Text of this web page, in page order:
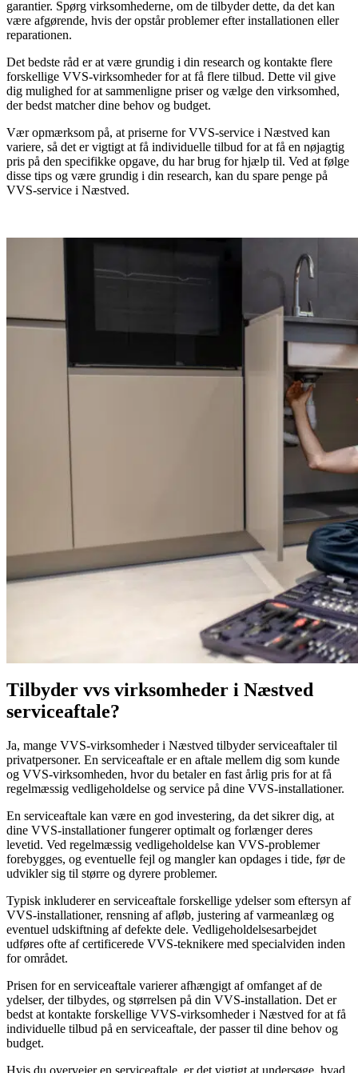
garantier. Spørg virksomhederne, om de tilbyder dette, da det kan
være afgørende, hvis der opstår problemer efter installationen eller
reparationen.
Det bedste råd er at være grundig i din research og kontakte flere
forskellige VVS-virksomheder for at få flere tilbud. Dette vil give
dig mulighed for at sammenligne priser og vælge den virksomhed,
der bedst matcher dine behov og budget.
Vær opmærksom på, at priserne for VVS-service i Næstved kan
variere, så det er vigtigt at få individuelle tilbud for at få en nøjagtig
pris på den specifikke opgave, du har brug for hjælp til. Ved at følge
disse tips og være grundig i din research, kan du spare penge på
VVS-service i Næstved.
Tilbyder vvs virksomheder i Næstved
serviceaftale?
Ja, mange VVS-virksomheder i Næstved tilbyder serviceaftaler til
privatpersoner. En serviceaftale er en aftale mellem dig som kunde
og VVS-virksomheden, hvor du betaler en fast årlig pris for at få
regelmæssig vedligeholdelse og service på dine VVS-installationer.
En serviceaftale kan være en god investering, da det sikrer dig, at
dine VVS-installationer fungerer optimalt og forlænger deres
levetid. Ved regelmæssig vedligeholdelse kan VVS-problemer
forebygges, og eventuelle fejl og mangler kan opdages i tide, før de
udvikler sig til større og dyrere problemer.
Typisk inkluderer en serviceaftale forskellige ydelser som eftersyn af
VVS-installationer, rensning af afløb, justering af varmeanlæg og
eventuel udskiftning af defekte dele. Vedligeholdelsesarbejdet
udføres ofte af certificerede VVS-teknikere med specialviden inden
for området.
Prisen for en serviceaftale varierer afhængigt af omfanget af de
ydelser, der tilbydes, og størrelsen på din VVS-installation. Det er
bedst at kontakte forskellige VVS-virksomheder i Næstved for at få
individuelle tilbud på en serviceaftale, der passer til dine behov og
budget.
Hvis du overvejer en serviceaftale, er det vigtigt at undersøge, hvad